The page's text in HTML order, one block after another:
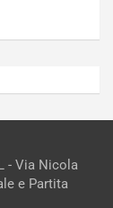
- Via Nicola
e Partita